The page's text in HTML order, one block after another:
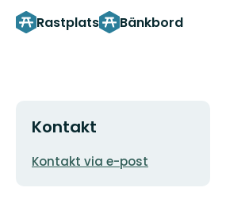
Rastplats Bänkbord
Kontakt
E-
Kontakt via e-post